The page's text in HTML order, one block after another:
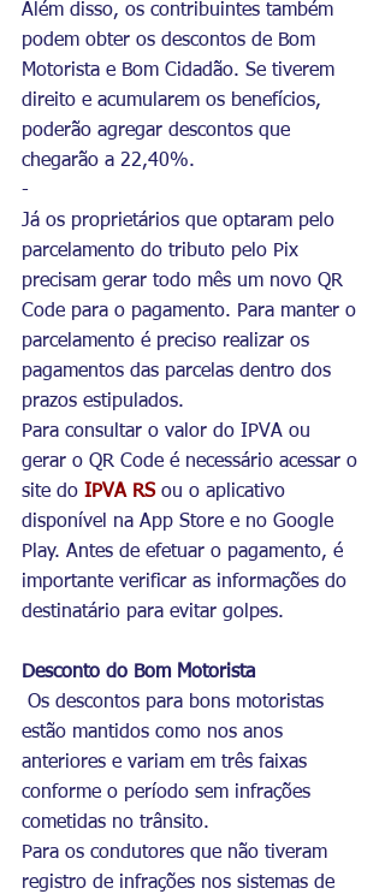
Além disso, os contribuintes também
podem obter os descontos de Bom
Motorista e Bom Cidadão. Se tiverem
direito e acumularem os benefícios,
poderão agregar descontos que
chegarão a 22,40%.
-
Já os proprietários que optaram pelo
parcelamento do tributo pelo Pix
precisam gerar todo mês um novo QR
Code para o pagamento. Para manter o
parcelamento é preciso realizar os
pagamentos das parcelas dentro dos
prazos estipulados.
Para consultar o valor do IPVA ou
gerar o QR Code é necessário acessar o
site do IPVA RS ou o aplicativo
disponível na App Store e no Google
Play. Antes de efetuar o pagamento, é
importante verificar as informações do
destinatário para evitar golpes.
Desconto do Bom Motorista
Os descontos para bons motoristas
estão mantidos como nos anos
anteriores e variam em três faixas
conforme o período sem infrações
cometidas no trânsito.
Para os condutores que não tiveram
registro de infrações nos sistemas de